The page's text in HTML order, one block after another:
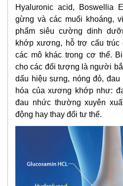
Hyaluronic acid, Boswellia
gừng và các muối khoáng,
phẩm siêu cường dinh
khớp xương, hỗ trợ cấu trúc
các mô khác trong cơ thể.
cho các đối tượng là người
dấu hiệu sưng, nóng đỏ,
hóa của xương khớp như:
đau nhức thường xuyên
động hay thay đổi tư thế.